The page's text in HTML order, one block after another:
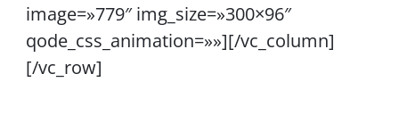
image=»779″ img_size=»300×96″
qode_css_animation=»»][/vc_column]
[/vc_row]